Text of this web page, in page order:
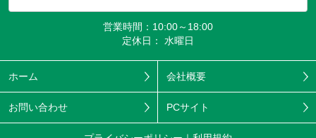
営業時間：10:00～18:00
定休日： 水曜日
ホーム 会社概要
お問い合わせ PCサイト